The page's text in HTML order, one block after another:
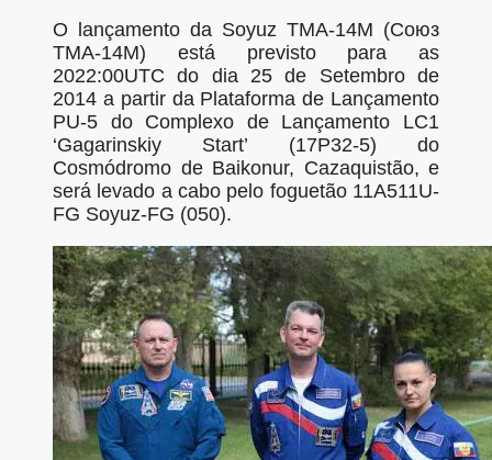
O lançamento da Soyuz TMA-14M (Союз
ТМА-14М) está previsto para as
2022:00UTC do dia 25 de Setembro de
2014 a partir da Plataforma de Lançamento
PU-5 do Complexo de Lançamento LC1
‘Gagarinskiy Start’ (17P32-5) do
Cosmódromo de Baikonur, Cazaquistão, e
será levado a cabo pelo foguetão 11A511U-
FG Soyuz-FG (050).